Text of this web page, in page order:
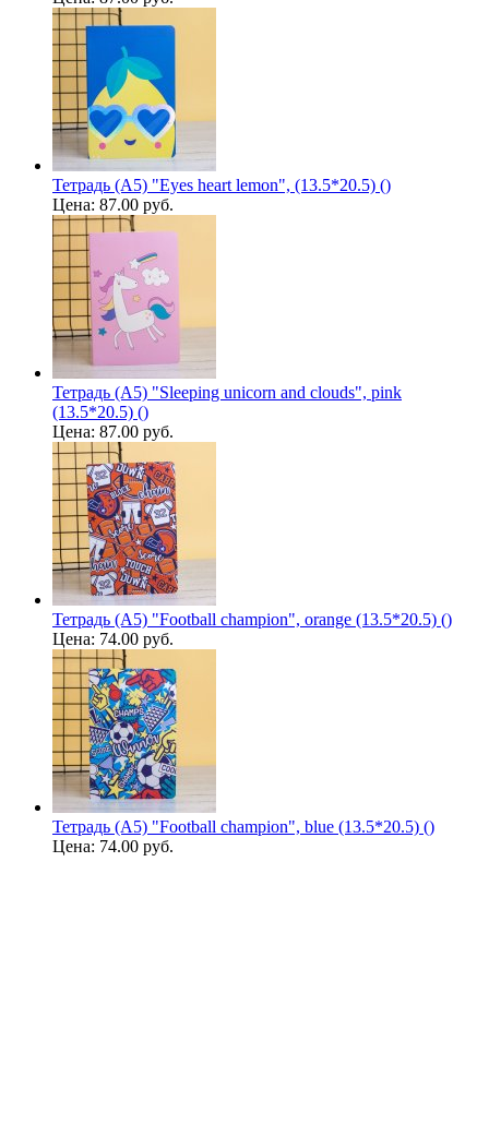
Тетрадь (A5) "Eyes heart lemon", (13.5*20.5) ()
Цена: 87.00 руб.
Тетрадь (A5) "Sleeping unicorn and clouds", pink
(13.5*20.5) ()
Цена: 87.00 руб.
Тетрадь (A5) "Football champion", orange (13.5*20.5) ()
Цена: 74.00 руб.
Тетрадь (A5) "Football champion", blue (13.5*20.5) ()
Цена: 74.00 руб.